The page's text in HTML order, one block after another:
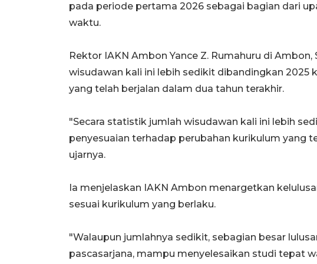
pada periode pertama 2026 sebagai bagian dari
waktu.
Rektor IAKN Ambon Yance Z. Rumahuru di
wisudawan kali ini lebih sedikit dibandingkan 2025
yang telah berjalan dalam dua tahun terakhir.
"Secara statistik jumlah wisudawan kali ini lebih
penyesuaian terhadap perubahan kurikulum yang
ujarnya.
Ia menjelaskan IAKN Ambon menargetkan
sesuai kurikulum yang berlaku.
"Walaupun jumlahnya sedikit, sebagian besar
pascasarjana, mampu menyelesaikan studi tepat